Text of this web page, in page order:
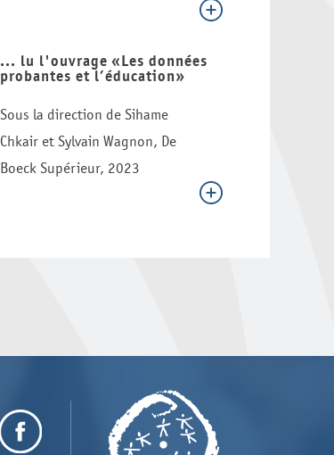
... lu l'ouvrage «Les données
probantes et l’éducation»
Sous la direction de Sihame
Chkair et Sylvain Wagnon, De
Boeck Supérieur, 2023